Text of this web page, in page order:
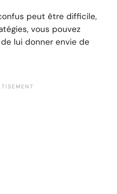
peut être difficile,
vous pouvez
lui donner envie de